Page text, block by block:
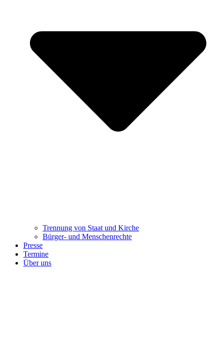
Trennung ​​​​​​​von Staat und Kirche
Bürger- und Menschenrechte
Presse
Termine
Über uns